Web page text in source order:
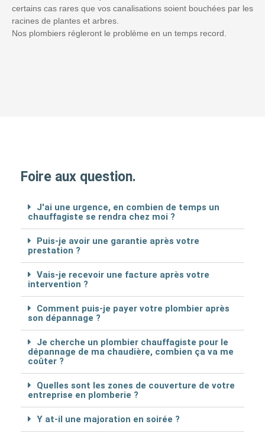
certains cas rares que vos canalisations soient bouchées par les
racines de plantes et arbres.
Nos plombiers régleront le problème en un temps record.
Foire aux question.
J'ai une urgence, en combien de temps un
chauffagiste se rendra chez moi ?
Puis-je avoir une garantie après votre
prestation ?
Vais-je recevoir une facture après votre
intervention ?
Comment puis-je payer votre plombier après
son dépannage ?
Je cherche un plombier chauffagiste pour le
dépannage de ma chaudière, combien ça va me
coûter ?
Quelles sont les zones de couverture de votre
entreprise en plomberie ?
Y at-il une majoration en soirée ?